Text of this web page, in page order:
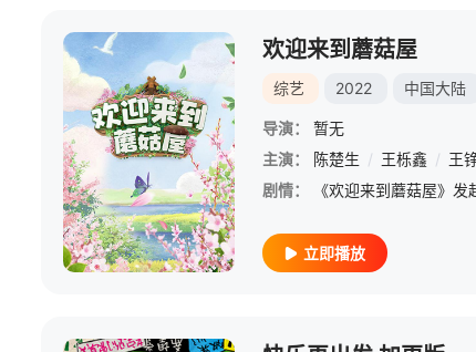
欢迎来到蘑菇屋
综艺 2022 中国大陆
导演：
暂无
主演：
陈楚生 / 王栎鑫 / 王
剧情：
立即播放